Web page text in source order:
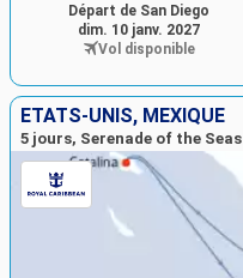
Départ de San Diego
dim. 10 janv. 2027
Vol disponible
ÉTATS-UNIS, MEXIQUE
5 jours, Serenade of the Seas